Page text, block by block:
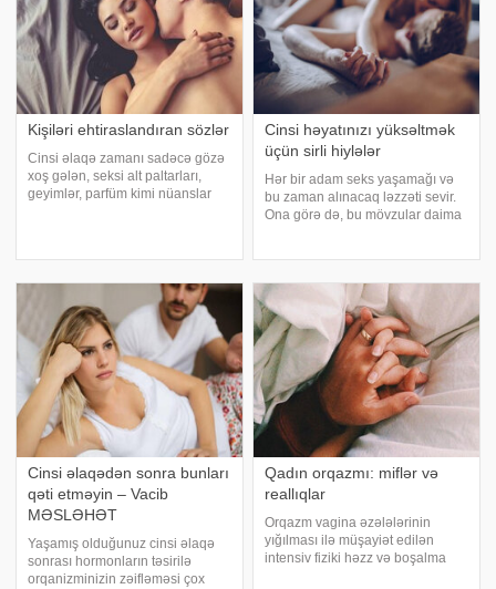
Kişiləri ehtiraslandıran sözlər
Cinsi əlaqə zamanı sadəcə gözə
xoş gələn, seksi alt paltarları,
geyimlər, parfüm kimi nüanslar
edən sözləri
Cinsi həyatınızı yüksəltmək
üçün sirli hiylələr
Hər bir adam seks yaşamağı və
bu zaman alınacaq ləzzəti sevir.
Ona görə də, bu mövzular daima
dünyasında uçmaq, hər
hüceyrəsi ilə zövq
Cinsi əlaqədən sonra bunları
qəti etməyin – Vacib
MƏSLƏHƏT
Yaşamış olduğunuz cinsi əlaqə
sonrası hormonların təsirilə
orqanizminizin zəifləməsi çox
Qadın orqazmı: miflər və
reallıqlar
Orqazm vagina əzələlərinin
yığılması ilə müşayiət edilən
intensiv fiziki həzz və boşalma